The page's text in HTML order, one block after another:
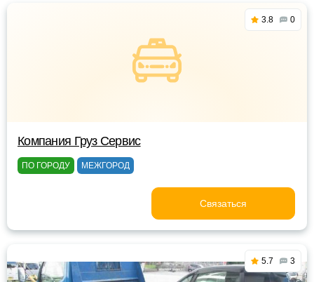
3.8 0
Компания Груз Сервис
ПО ГОРОДУ МЕЖГОРОД
Связаться
5.7 3